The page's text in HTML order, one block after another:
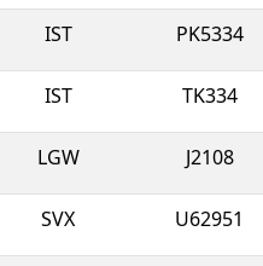
IST PK5334
IST TK334
LGW J2108
SVX U62951